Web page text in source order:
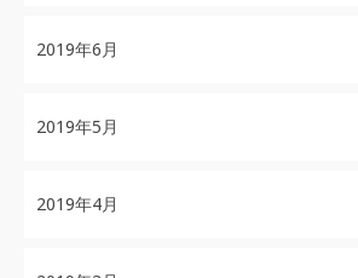
2019年6月
2019年5月
2019年4月